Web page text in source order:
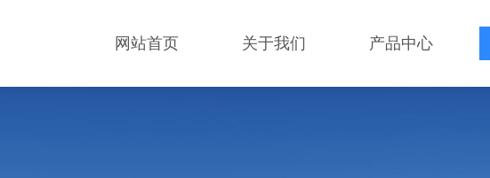
网站首页 关于我们 产品中心